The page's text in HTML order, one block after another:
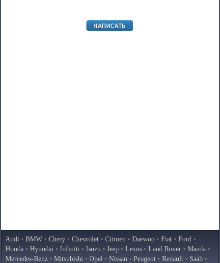
Audi • BMW • Chery • Chevrolet • Citroen • Daewoo • Fiat • Ford •
Honda • Hyundai • Infiniti • Isuzu • Jeep • Lexus • Land Rover • Mazda •
Mercedes-Benz • Mitsubishi • Opel • Nissan • Peugeot • Renault • Saab •